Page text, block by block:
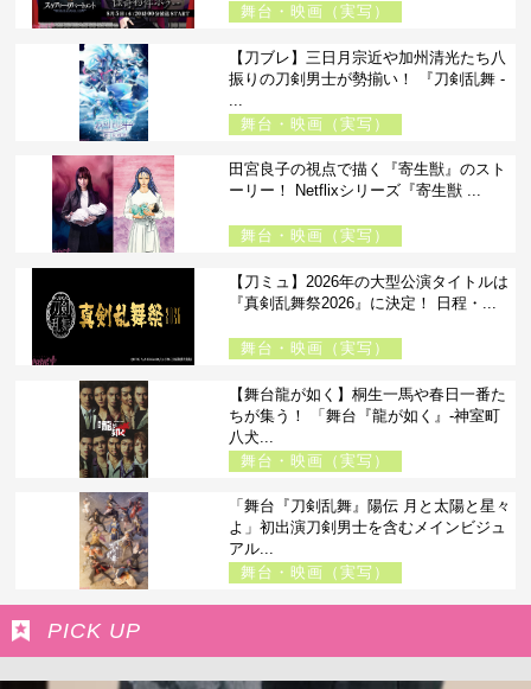
舞台・映画（実写）
【刀ブレ】三日月宗近や加州清光たち八
振りの刀剣男士が勢揃い！ 『刀剣乱舞 -
舞台・映画（実写）
田宮良子の視点で描く『寄生獣』のスト
ーリー！ Netflixシリーズ『寄生獣 ...
舞台・映画（実写）
【刀ミュ】2026年の大型公演タイトルは
『真剣乱舞祭2026』に決定！ 日程・...
舞台・映画（実写）
【舞台龍が如く】桐生一馬や春日一番た
ちが集う！ 「舞台『龍が如く』-神室町
八犬...
舞台・映画（実写）
「舞台『刀剣乱舞』陽伝 月と太陽と星々
よ」初出演刀剣男士を含むメインビジュ
アル...
舞台・映画（実写）
PICK UP